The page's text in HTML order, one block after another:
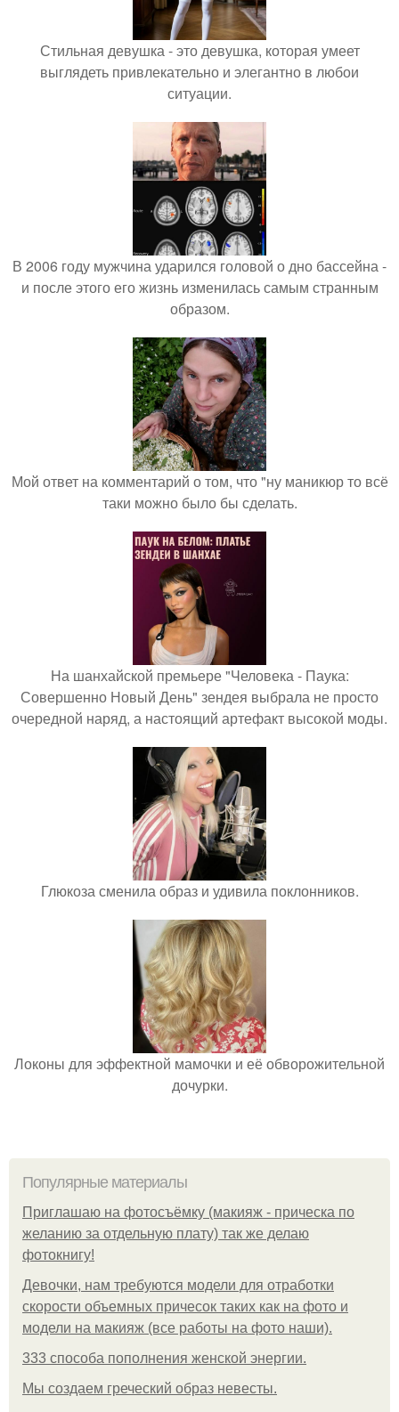
Стильная девушка - это девушка, которая умеет
выглядеть привлекательно и элегантно в любои
ситуации.
В 2006 году мужчина ударился головой о дно бассейна -
и после этого его жизнь изменилась самым странным
образом.
Мой ответ на комментарий о том, что "ну маникюр то всё
таки можно было бы сделать.
На шанхайской премьере "Человека - Паука:
Совершенно Новый День" зендея выбрала не просто
очередной наряд, а настоящий артефакт высокой моды.
Глюкоза сменила образ и удивила поклонников.
Локоны для эффектной мамочки и её обворожительной
дочурки.
Популярные материалы
Приглашаю на фотосъёмку (макияж - прическа по
желанию за отдельную плату) так же делаю
фотокнигу!
Девочки, нам требуются модели для отработки
скорости объемных причесок таких как на фото и
модели на макияж (все работы на фото наши).
333 способа пополнения женской энергии.
Мы создаем греческий образ невесты.